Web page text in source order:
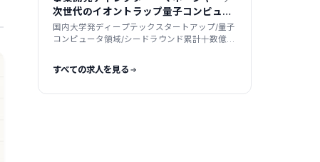
次世代のイオントラップ量子コンピュー
タ
国内大学発ディープテックスタートアップ/量子
コンピュータ領域/シードラウンド累計十数億円
すべての求人を見る